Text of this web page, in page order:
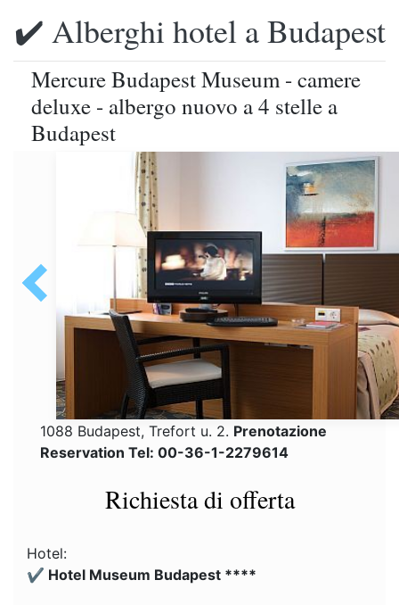
✔️ Alberghi hotel a Budapest
Mercure Budapest Museum - camere
deluxe - albergo nuovo a 4 stelle a
Budapest
1088 Budapest, Trefort u. 2. Prenotazione
Reservation Tel: 00-36-1-2279614
Richiesta di offerta
Hotel:
✔️ Hotel Museum Budapest ****